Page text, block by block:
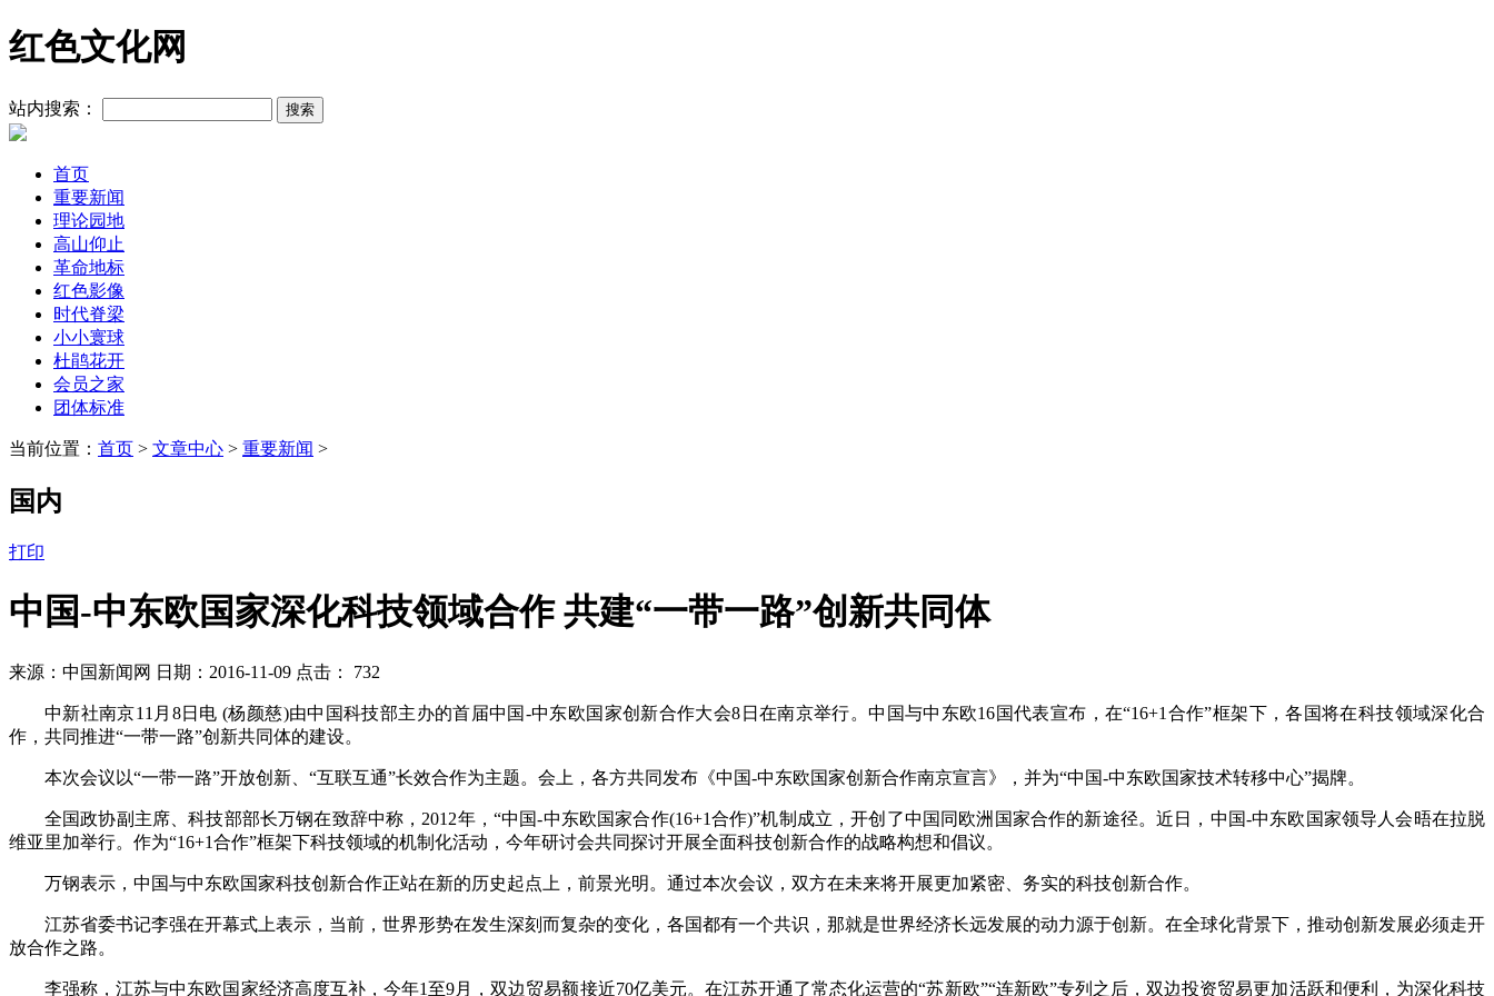
红色文化网
站内搜索：
首页
重要新闻
理论园地
高山仰止
革命地标
红色影像
时代脊梁
小小寰球
杜鹃花开
会员之家
团体标准
当前位置： 首页 > 文章中心 > 重要新闻 >
国内
打印
中国-中东欧国家深化科技领域合作 共建“一带一路”创新共同体
来源：中国新闻网 日期：2016-11-09 点击： 732
中新社南京11月8日电 (杨颜慈)由中国科技部主办的首届中国-中东欧国家创新合作大会8日在南京举行。中国与中东欧16国代表宣布，在“16+1合作”框架下，各国将在科技领域深化合
作，共同推进“一带一路”创新共同体的建设。
本次会议以“一带一路”开放创新、“互联互通”长效合作为主题。会上，各方共同发布《中国-中东欧国家创新合作南京宣言》，并为“中国-中东欧国家技术转移中心”揭牌。
全国政协副主席、科技部部长万钢在致辞中称， 2012年，“中国-中东欧国家合作(16+1合作)”机制成立，开创了中国同欧洲国家合作的新途径。近日，中国-中东欧国家领导人会晤在拉脱
维亚里加举行。作为“16+1合作”框架下科技领域的机制化活动，今年研讨会共同探讨开展全面科技创新合作的战略构想和倡议。
万钢表示，中国与中东欧国家科技创新合作正站在新的历史起点上，前景光明。通过本次会议，双方在未来将开展更加紧密、务实的科技创新合作。
江苏省委书记李强在开幕式上表示，当前，世界形势在发生深刻而复杂的变化，各国都有一个共识，那就是世界经济长远发展的动力源于创新。在全球化背景下，推动创新发展必须走开
放合作之路。
李强称，江苏与中东欧国家经济高度互补，今年1至9月，双边贸易额接近70亿美元。在江苏开通了常态化运营的“苏新欧”“连新欧”专列之后，双边投资贸易更加活跃和便利，为深化科技